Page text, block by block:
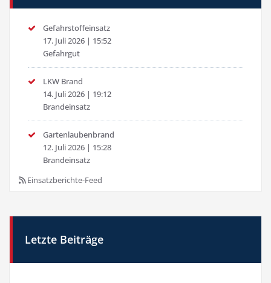
Gefahrstoffeinsatz
17. Juli 2026 | 15:52
Gefahrgut
LKW Brand
14. Juli 2026 | 19:12
Brandeinsatz
Gartenlaubenbrand
12. Juli 2026 | 15:28
Brandeinsatz
Einsatzberichte-Feed
Letzte Beiträge